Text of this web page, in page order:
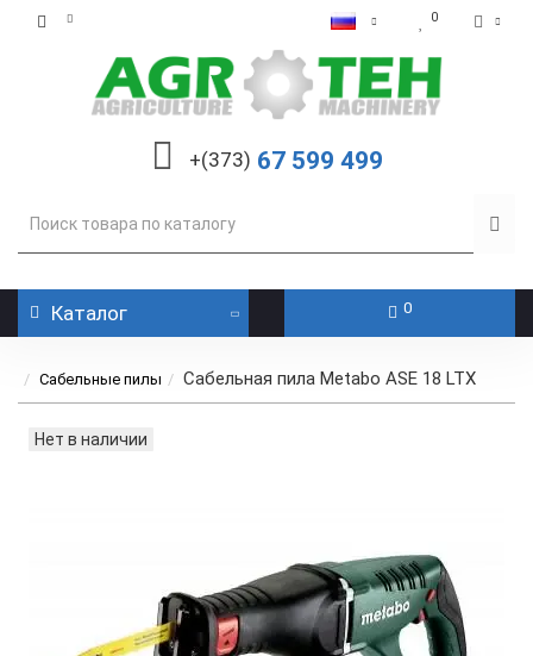
0
+(373) 67 599 499
Каталог 0
Cабельные пилы Сабельная пила Metabo ASE 18 LTX
Нет в наличии